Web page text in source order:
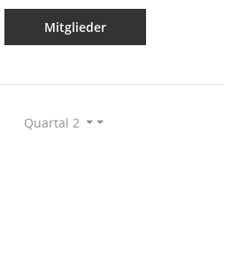
Mitglieder
Quartal 2